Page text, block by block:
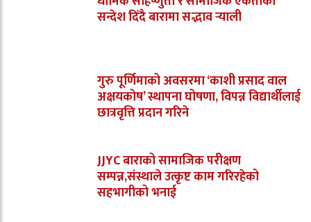
सन्देश दिँदै बारामा सद्भाव र्‍याली
गुरु पूर्णिमाको अवसरमा ‘काशी प्रसाद वाल
अक्षयकोष’ स्थापना घोषणा, विपन्न विद्यार्थीलाई
छात्रवृत्ति प्रदान गरिने
JJYC बाराको सामाजिक परीक्षण
सम्पन्न,संस्थाले उत्कृष्ट काम गरिरहेको
सहभागीको भनाई